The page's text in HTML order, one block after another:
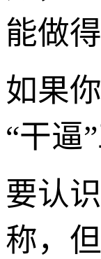
能做
如果
“干逼
要认
称，